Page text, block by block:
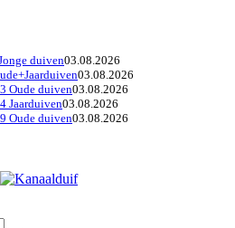
duiven03.08.2026
03.08.2026
Oude duiven03.08.2026
Jaarduiven03.08.2026
Oude duiven03.08.2026